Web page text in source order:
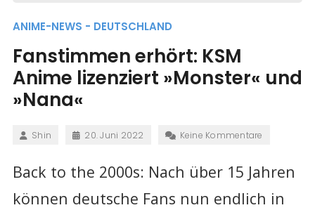
ANIME-NEWS - DEUTSCHLAND
Fanstimmen erhört: KSM
Anime lizenziert »Monster« und
»Nana«
Shin 20. Juni 2022 Keine Kommentare
Back to the 2000s: Nach über 15 Jahren
können deutsche Fans nun endlich in